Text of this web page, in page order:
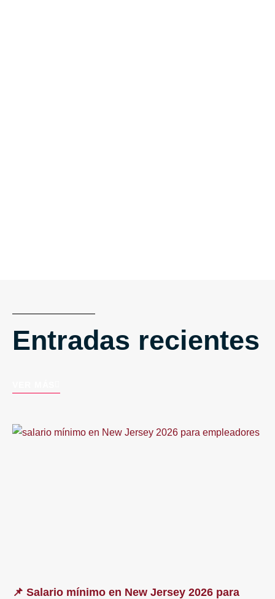
Entradas recientes
📌 Salario mínimo en New Jersey 2026 para